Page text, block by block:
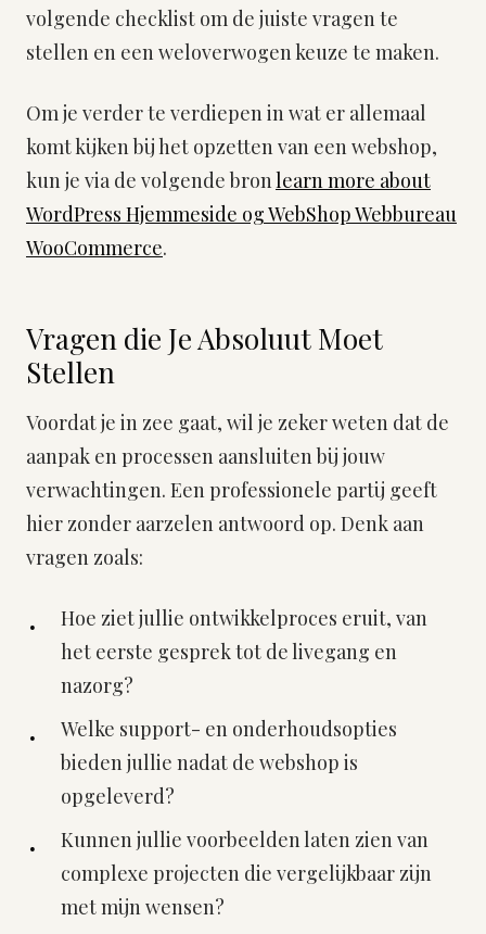
volgende checklist om de juiste vragen te
stellen en een weloverwogen keuze te maken.
Om je verder te verdiepen in wat er allemaal
komt kijken bij het opzetten van een webshop,
kun je via de volgende bronlearn more about
WordPress Hjemmeside og WebShop Webbureau
WooCommerce.
Vragen die Je Absoluut Moet
Stellen
Voordat je in zee gaat, wil je zeker weten dat de
aanpak en processen aansluiten bij jouw
verwachtingen. Een professionele partij geeft
hier zonder aarzelen antwoord op. Denk aan
vragen zoals:
Hoe ziet jullie ontwikkelproces eruit, van
het eerste gesprek tot de livegang en
nazorg?
Welke support- en onderhoudsopties
bieden jullie nadat de webshop is
opgeleverd?
Kunnen jullie voorbeelden laten zien van
complexe projecten die vergelijkbaar zijn
met mijn wensen?